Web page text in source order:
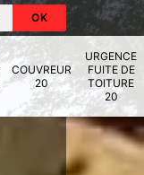
COUVREUR
20
URGENCE
FUITE DE
TOITURE
20